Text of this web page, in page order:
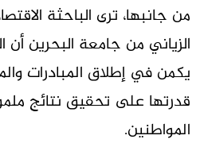
من جانبها، ترى الباحثة
الزياني من جامعة البحرين أن
يكمن في إطلاق المبادرات
قدرتها على تحقيق نتائج
المواطنين.